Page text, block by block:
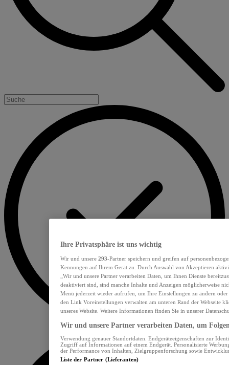
Ihre Privatsphäre ist uns wichtig
Wir und unsere 293-Partner speichern und greifen auf
Kennungen auf Ihrem Gerät zu. Durch Auswahl von Akzeptieren
„Wir und unsere Partner verarbeiten Daten, um Ihnen Dienste
deaktiviert sind, sind manche Inhalte und Anzeigen möglicherweise
Menü jederzeit wieder aufrufen, um Ihre Einstellungen zu ändern
den Link Voreinstellungen verwalten am unteren Rand der Webseite
unseres Website. Weitere Informationen finden Sie in unserer
Wir und unsere Partner verarbeiten Daten, um
Verwendung genauer Standortdaten. Endgeräteeigenschaften zur
Zugriff auf Informationen auf einem Endgerät. Personalisierte
der Performance von Inhalten, Zielgruppenforschung sowie
Liste der Partner (Lieferanten)